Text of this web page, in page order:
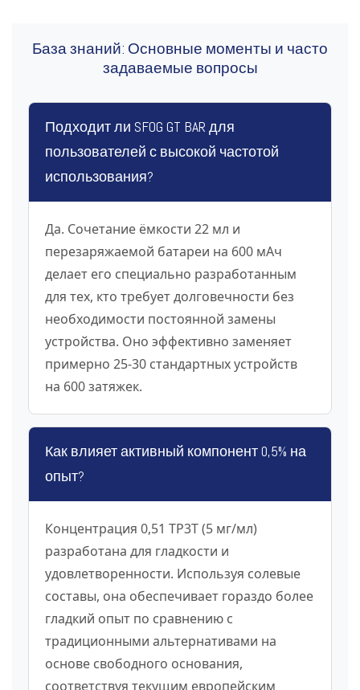
База знаний: Основные моменты и часто
задаваемые вопросы
Подходит ли SFOG GT BAR для
пользователей с высокой частотой
использования?
Да. Сочетание ёмкости 22 мл и
перезаряжаемой батареи на 600 мАч
делает его специально разработанным
для тех, кто требует долговечности без
необходимости постоянной замены
устройства. Оно эффективно заменяет
примерно 25-30 стандартных устройств
на 600 затяжек.
Как влияет активный компонент 0,5% на
опыт?
Концентрация 0,51 TP3T (5 мг/мл)
разработана для гладкости и
удовлетворенности. Используя солевые
составы, она обеспечивает гораздо более
гладкий опыт по сравнению с
традиционными альтернативами на
основе свободного основания,
соответствуя текущим европейским